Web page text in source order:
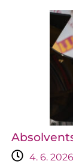
4. 6. 2026